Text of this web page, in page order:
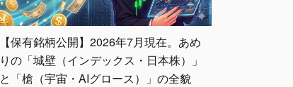
【保有銘柄公開】2026年7月現在。あめ
りの「城壁（インデックス・日本株）」
と「槍（宇宙・AIグロース）」の全貌